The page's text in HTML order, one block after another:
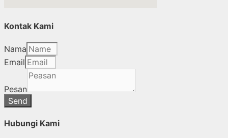
Kontak Kami
Nama
Email
Pesan
Send
Hubungi Kami